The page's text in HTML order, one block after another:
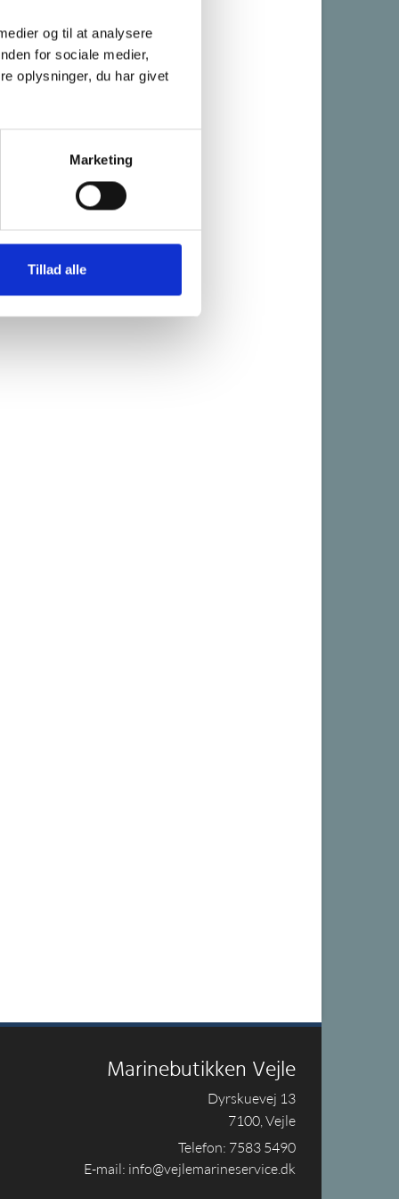
og til at analysere
for sociale medier,
oplysninger, du har givet
Marketing
Tillad alle
Marinebutikken Vejle
Dyrskuevej 13
7100, Vejle
Telefon: 7583 5490
E-mail: info@vejlemarineservice.dk